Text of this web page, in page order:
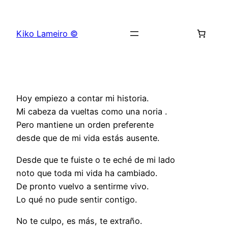
contenido
Kiko Lameiro ©
Hoy empiezo a contar mi historia.
Mi cabeza da vueltas como una noria .
Pero mantiene un orden preferente
desde que de mi vida estás ausente.
Desde que te fuiste o te eché de mi lado
noto que toda mi vida ha cambiado.
De pronto vuelvo a sentirme vivo.
Lo qué no pude sentir contigo.
No te culpo, es más, te extraño.